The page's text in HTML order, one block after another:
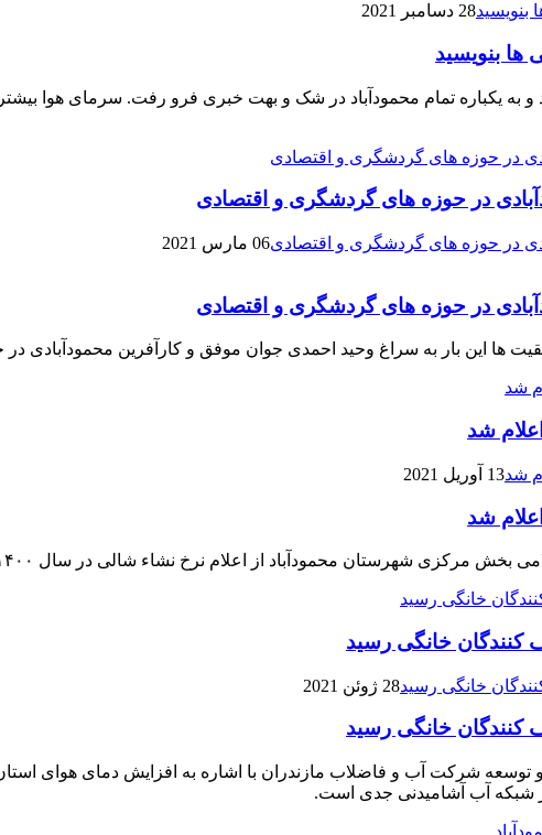
28 دسامبر 2021
ها بنویسید
7 دی بود و هوا سرد و به یکباره تمام محمودآباد در شک و بهت خبری فرو رفت.
در حوزه های گردشگری و اقتصادی
06 مارس 2021
در حوزه های گردشگری و اقتصادی
ها این بار به سراغ وحید احمدی جوان موفق و کارآفرین محمودآبادی
شد
13 آوریل 2021
شد
مرکزی شهرستان محمودآباد از اعلام نرخ نشاء شالی در سال ۱۴۰۰ خبر داد.
كنندگان خانگی رسيد
28 ژوئن 2021
كنندگان خانگی رسيد
و توسعه شرکت آب و فاضلاب مازندران با اشاره به افزایش دمای
شبکه آب آشامیدنی جدی است.